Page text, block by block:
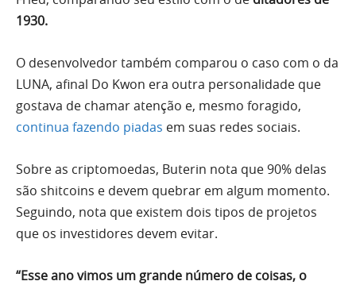
1930.
O desenvolvedor também comparou o caso com o da
LUNA, afinal Do Kwon era outra personalidade que
gostava de chamar atenção e, mesmo foragido,
continua fazendo piadas em suas redes sociais.
Sobre as criptomoedas, Buterin nota que 90% delas
são shitcoins e devem quebrar em algum momento.
Seguindo, nota que existem dois tipos de projetos
que os investidores devem evitar.
“Esse ano vimos um grande número de coisas, o